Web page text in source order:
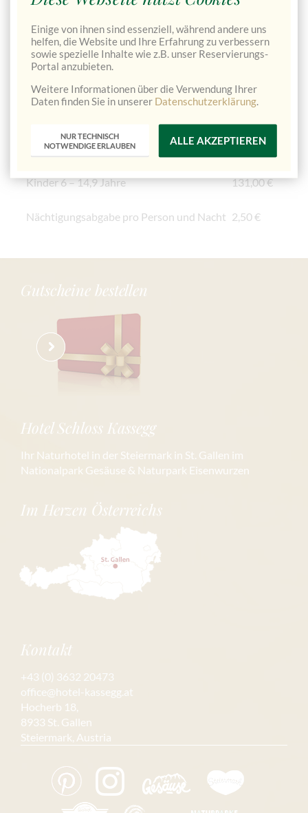
Pauschalpreis für 2 Übernachtungen
inkl. Halbpension und den oben angeführten
Leistungen
Im Doppelzimmer
ab 248,00 €
Einbettzimmerzuschlag 20,00 €
Kinder 6 – 14,9 Jahre 131,00 €
Nächtigungsabgabe pro Person und Nacht 2,50 €
Gutscheine bestellen
Hotel Schloss Kassegg
Ihr Naturhotel in der Steiermark in St. Gallen im
Nationalpark Gesäuse & Naturpark Eisenwurzen
Im Herzen Österreichs
Kontakt
+43 (0) 3632 20473
office@hotel-kassegg.at
Hocherb 18,
8933 St. Gallen
Steiermark, Austria
Einige von ihnen sind essenziell, während andere uns
helfen, die Website und Ihre Erfahrung zu verbessern
sowie spezielle Inhalte wie z.B. unser Reservierungs-
Portal anzubieten.
Weitere Informationen über die Verwendung Ihrer
Daten finden Sie in unserer Datenschutzerklärung.
NUR TECHNISCH
NOTWENDIGE ERLAUBEN
ALLE AKZEPTIEREN